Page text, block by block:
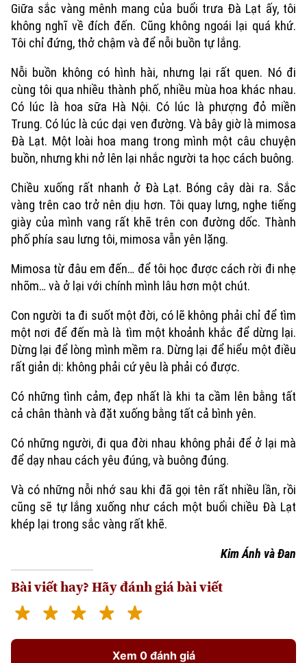
Theo dõi Hà Nội On
Giữa sắc vàng mênh mang của buổi trưa Đà Lạt ấy, tôi
không nghĩ về đích đến. Cũng không ngoái lại quá khứ.
Tôi chỉ đứng, thở chậm và để nỗi buồn tự lắng.
Nỗi buồn không có hình hài, nhưng lại rất quen. Nó đi
cùng tôi qua nhiều thành phố, nhiều mùa hoa khác nhau.
Có lúc là hoa sữa Hà Nội. Có lúc là phượng đỏ miền
Trung. Có lúc là cúc dại ven đường. Và bây giờ là mimosa
Đà Lạt. Một loài hoa mang trong mình một câu chuyện
buồn, nhưng khi nở lên lại nhắc người ta học cách buông.
Chiều xuống rất nhanh ở Đà Lạt. Bóng cây dài ra. Sắc
vàng trên cao trở nên dịu hơn. Tôi quay lưng, nghe tiếng
giày của mình vang rất khẽ trên con đường dốc. Thành
phố phía sau lưng tôi, mimosa vẫn yên lặng.
Mimosa từ đâu em đến… để tôi học được cách rời đi nhẹ
nhõm… và ở lại với chính mình lâu hơn một chút.
Con người ta đi suốt một đời, có lẽ không phải chỉ để tìm
một nơi để đến mà là tìm một khoảnh khắc để dừng lại.
Dừng lại để lòng mình mềm ra. Dừng lại để hiểu một điều
rất giản dị: không phải cứ yêu là phải có được.
Có những tình cảm, đẹp nhất là khi ta cầm lên bằng tất
cả chân thành và đặt xuống bằng tất cả bình yên.
Có những người, đi qua đời nhau không phải để ở lại mà
để dạy nhau cách yêu đúng, và buông đúng.
Và có những nỗi nhớ sau khi đã gọi tên rất nhiều lần, rồi
cũng sẽ tự lắng xuống như cách một buổi chiều Đà Lạt
khép lại trong sắc vàng rất khẽ.
Kim Ánh và Đan
Bài viết hay? Hãy đánh giá bài viết
Xem 0 đánh giá